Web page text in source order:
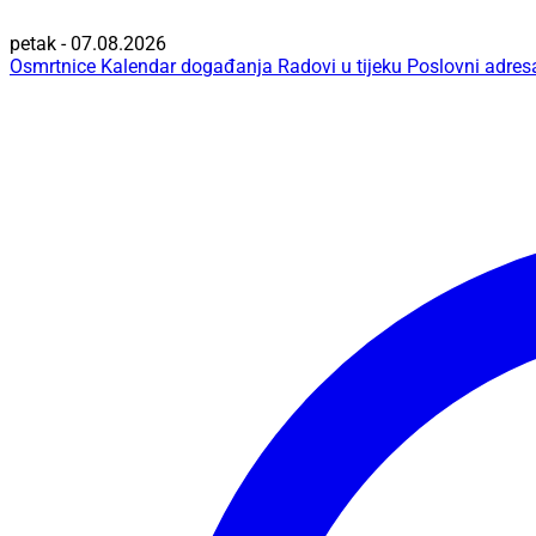
petak - 07.08.2026
Osmrtnice Kalendar događanja Radovi u tijeku Poslovni